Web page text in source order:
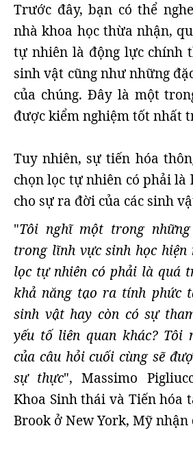
Trước đây, bạn có thể
nhà khoa học thừa nhận,
tự nhiên là động lực chính
sinh vật cũng như những
của chúng. Đây là một
được kiểm nghiệm tốt nhất
Tuy nhiên, sự tiến hóa
chọn lọc tự nhiên có phải
cho sự ra đời của các sinh
"Tôi nghĩ một trong
trong lĩnh vực sinh học hiện
lọc tự nhiên có phải là quá
khả năng tạo ra tính phức
sinh vật hay còn có sự
yếu tố liên quan khác? Tôi
của câu hỏi cuối cùng sẽ
sự thực", Massimo
Khoa Sinh thái và Tiến hóa
Brook ở New York, Mỹ nhận